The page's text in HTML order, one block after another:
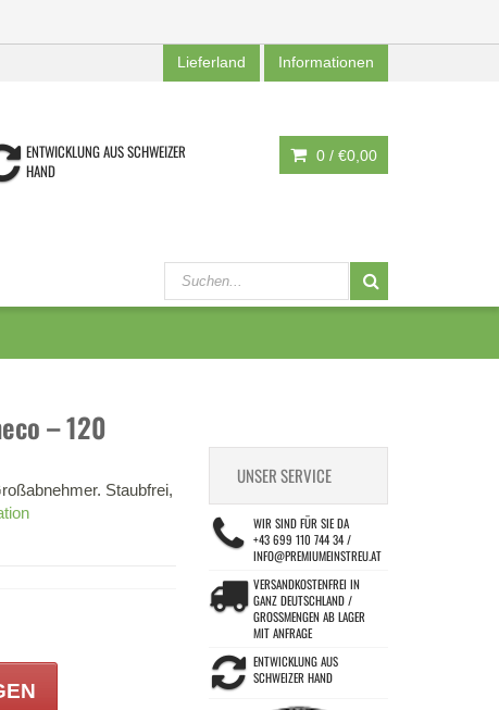
Lieferland Informationen
ENTWICKLUNG AUS SCHWEIZER
HAND
0 / €0,00
– 120
Staubfrei,
UNSER SERVICE
WIR SIND FÜR SIE DA
+43 699 110 744 34 /
INFO@PREMIUMEINSTREU.AT
VERSANDKOSTENFREI IN
GANZ DEUTSCHLAND /
GROSSMENGEN AB LAGER M
IT ANFRAGE
ENTWICKLUNG AUS
SCHWEIZER HAND